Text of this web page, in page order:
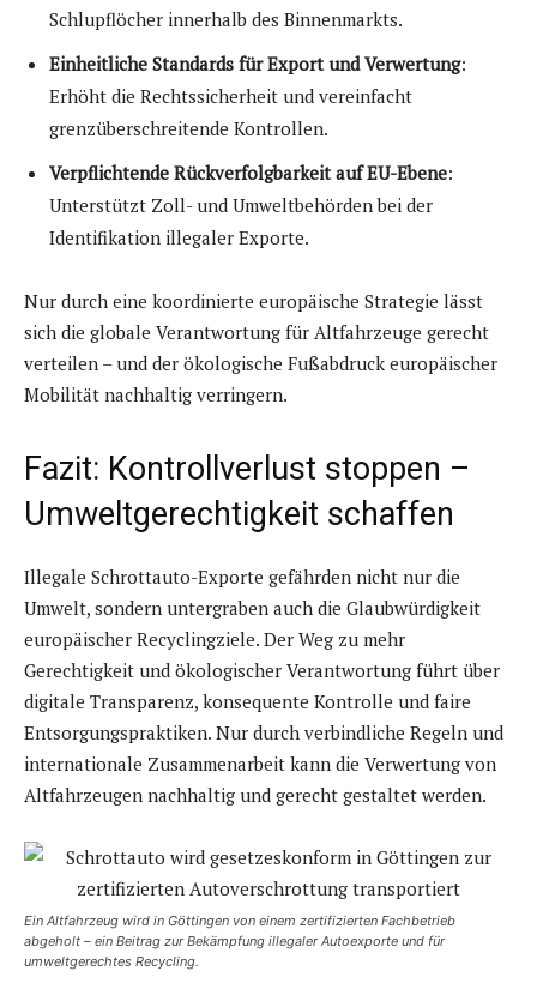
Schlupflöcher innerhalb des Binnenmarkts.
Einheitliche Standards für Export und Verwertung:
Erhöht die Rechtssicherheit und vereinfacht
grenzüberschreitende Kontrollen.
Verpflichtende Rückverfolgbarkeit auf EU-Ebene:
Unterstützt Zoll- und Umweltbehörden bei der
Identifikation illegaler Exporte.
Nur durch eine koordinierte europäische Strategie lässt
sich die globale Verantwortung für Altfahrzeuge gerecht
verteilen – und der ökologische Fußabdruck europäischer
Mobilität nachhaltig verringern.
Fazit: Kontrollverlust stoppen –
Umweltgerechtigkeit schaffen
Illegale Schrottauto-Exporte gefährden nicht nur die
Umwelt, sondern untergraben auch die Glaubwürdigkeit
europäischer Recyclingziele. Der Weg zu mehr
Gerechtigkeit und ökologischer Verantwortung führt über
digitale Transparenz, konsequente Kontrolle und faire
Entsorgungspraktiken. Nur durch verbindliche Regeln und
internationale Zusammenarbeit kann die Verwertung von
Altfahrzeugen nachhaltig und gerecht gestaltet werden.
Ein Altfahrzeug wird in Göttingen von einem zertifizierten Fachbetrieb
abgeholt – ein Beitrag zur Bekämpfung illegaler Autoexporte und für
umweltgerechtes Recycling.